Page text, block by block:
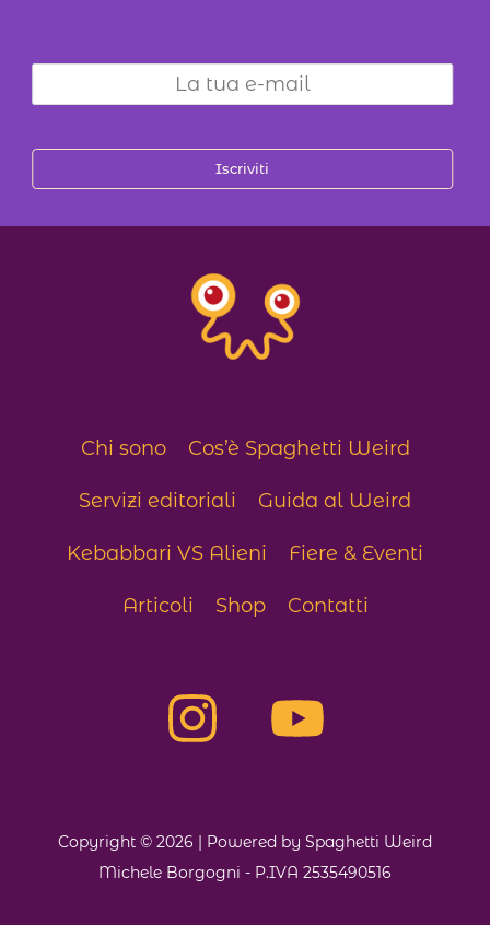
Iscriviti
Chi sono Cos’è Spaghetti Weird
Servizi editoriali Guida al Weird
Kebabbari VS Alieni Fiere & Eventi
Articoli Shop Contatti
Copyright © 2026 | Powered by Spaghetti Weird
Michele Borgogni - P.IVA 2535490516